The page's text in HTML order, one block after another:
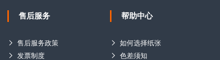
售后服务
售后服务政策
发票制度
帮助中心
如何选择纸张
色差须知